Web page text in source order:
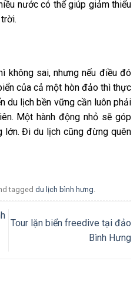
nước có thể giúp giảm thiểu
không sai, nhưng nếu điều đó
của cả một hòn đảo thì thực
du lịch bền vững cần luôn phải
Một hành động nhỏ sẽ góp
lớn. Đi du lịch cũng đừng quên
tagged du lịch bình hưng.
Tour lặn biển freedive tại đảo
Bình Hưng